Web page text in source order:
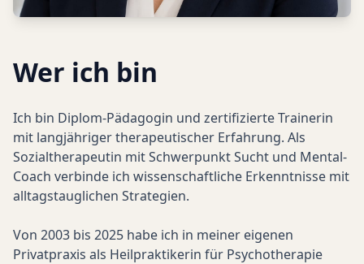
Wer ich bin
Ich bin Diplom-Pädagogin und zertifizierte Trainerin
mit langjähriger therapeutischer Erfahrung. Als
Sozialtherapeutin mit Schwerpunkt Sucht und Mental-
Coach verbinde ich wissenschaftliche Erkenntnisse mit
alltagstauglichen Strategien.
Von 2003 bis 2025 habe ich in meiner eigenen
Privatpraxis als Heilpraktikerin für Psychotherapie